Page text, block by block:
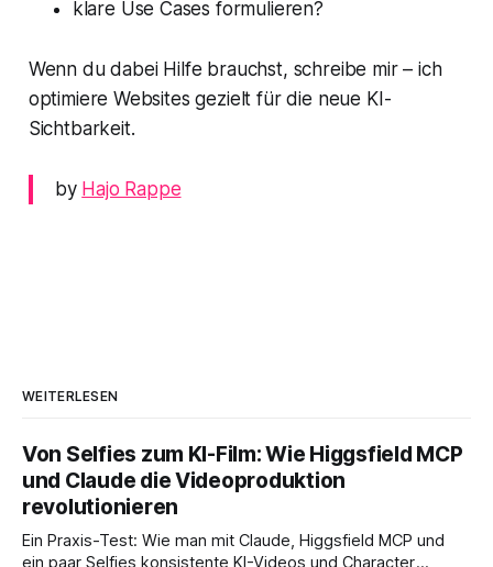
klare Use Cases formulieren?
Wenn du dabei Hilfe brauchst, schreibe mir – ich
optimiere Websites gezielt für die neue KI-
Sichtbarkeit.
by Hajo Rappe
WEITERLESEN
Von Selfies zum KI-Film: Wie Higgsfield MCP
und Claude die Videoproduktion
revolutionieren
Ein Praxis-Test: Wie man mit Claude, Higgsfield MCP und
ein paar Selfies konsistente KI-Videos und Character